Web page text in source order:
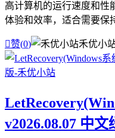
高计算机的运行速度和性
体验和效率，适合需要保
赞(0) 禾优小
v2026.08.07 中文